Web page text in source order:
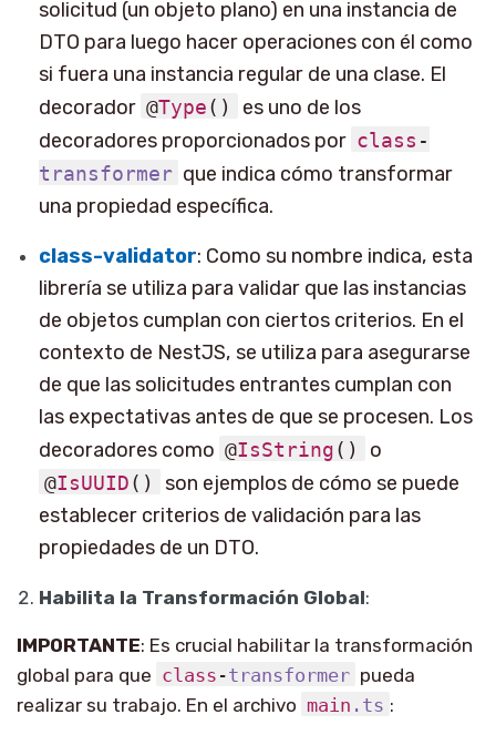
solicitud (un objeto plano) en una instancia de
DTO para luego hacer operaciones con él como
si fuera una instancia regular de una clase. El
decorador @Type()
es uno de los
decoradores proporcionados por class -
transformer que indica cómo transformar
una propiedad específica.
class-validator: Como su nombre indica, esta
librería se utiliza para validar que las instancias
de objetos cumplan con ciertos criterios. En el
contexto de NestJS, se utiliza para asegurarse
de que las solicitudes entrantes cumplan con
las expectativas antes de que se procesen. Los
decoradores como @IsString() o
@IsUUID()
son ejemplos de cómo se puede
establecer criterios de validación para las
propiedades de un DTO.
Habilita la Transformación Global:
IMPORTANTE: Es crucial habilitar la transformación
global para que class -transformer pueda
realizar su trabajo. En el archivo main .ts :